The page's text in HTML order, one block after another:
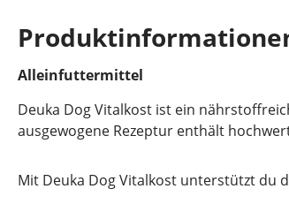
Alleinfuttermittel
Deuka Dog Vitalkost ist ein
ausgewogene Rezeptur enthält
Mit Deuka Dog Vitalkost unterstützt du